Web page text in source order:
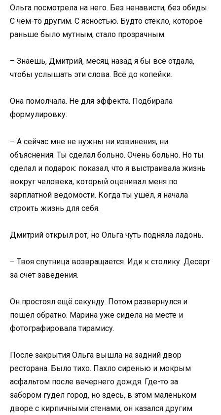
Ольга посмотрела на него. Без ненависти, без обиды.
С чем-то другим. С ясностью. Будто стекло, которое
раньше было мутным, стало прозрачным.
– Знаешь, Дмитрий, месяц назад я бы всё отдала,
чтобы услышать эти слова. Всё до копейки.
Она помолчала. Не для эффекта. Подбирала
формулировку.
– А сейчас мне не нужны ни извинения, ни
объяснения. Ты сделал больно. Очень больно. Но ты
сделал и подарок: показал, что я выстраивала жизнь
вокруг человека, который оценивал меня по
зарплатной ведомости. Когда ты ушёл, я начала
строить жизнь для себя.
Дмитрий открыл рот, но Ольга чуть подняла ладонь.
– Твоя спутница возвращается. Иди к столику. Десерт
за счёт заведения.
Он простоял ещё секунду. Потом развернулся и
пошёл обратно. Марина уже сидела на месте и
фотографировала тирамису.
После закрытия Ольга вышла на задний двор
ресторана. Было тихо. Пахло сиренью и мокрым
асфальтом после вечернего дождя. Где-то за
забором гудел город, но здесь, в этом маленьком
дворе с кирпичными стенами, он казался другим